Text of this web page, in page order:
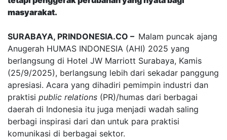
masyarakat.
SURABAYA, PRINDONESIA.CO – Malam puncak ajang
Anugerah HUMAS INDONESIA (AHI) 2025 yang
berlangsung di Hotel JW Marriott Surabaya, Kamis
(25/9/2025), berlangsung lebih dari sekadar panggung
apresiasi. Acara yang dihadiri pemimpin industri dan
praktisi public relations (PR)/humas dari berbagai
daerah di Indonesia itu juga menjadi wadah saling
berbagi inspirasi dari dan untuk para praktisi
komunikasi di berbagai sektor.